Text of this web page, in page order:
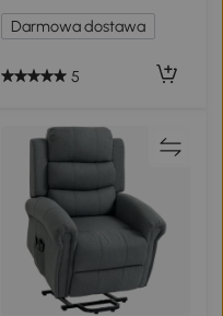
Darmowa dostawa
5